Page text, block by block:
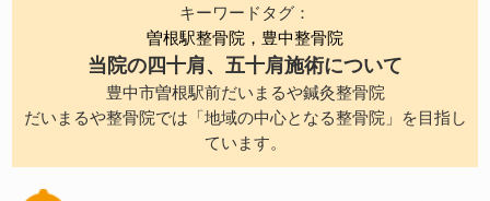
キーワードタグ：
曽根駅整骨院，豊中整骨院
当院の四十肩、五十肩施術について
豊中市曽根駅前だいまるや鍼灸整骨院
だいまるや整骨院では「地域の中心となる整骨院」を目指し
ています。